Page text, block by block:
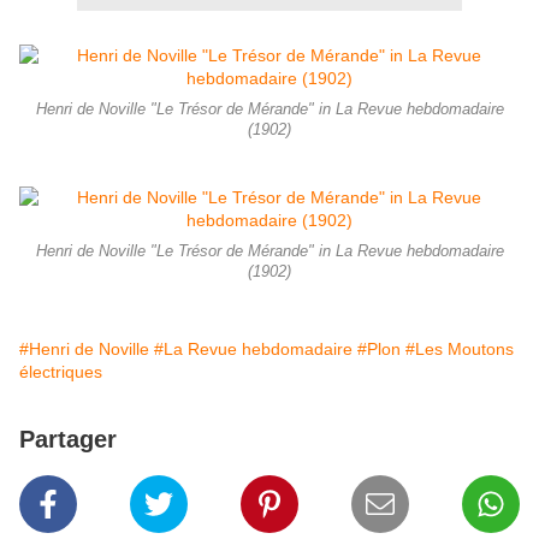
Henri de Noville "Le Trésor de Mérande" in La Revue hebdomadaire
(1902)
Henri de Noville "Le Trésor de Mérande" in La Revue hebdomadaire
(1902)
#Henri de Noville #La Revue hebdomadaire #Plon #Les Moutons
électriques
Partager